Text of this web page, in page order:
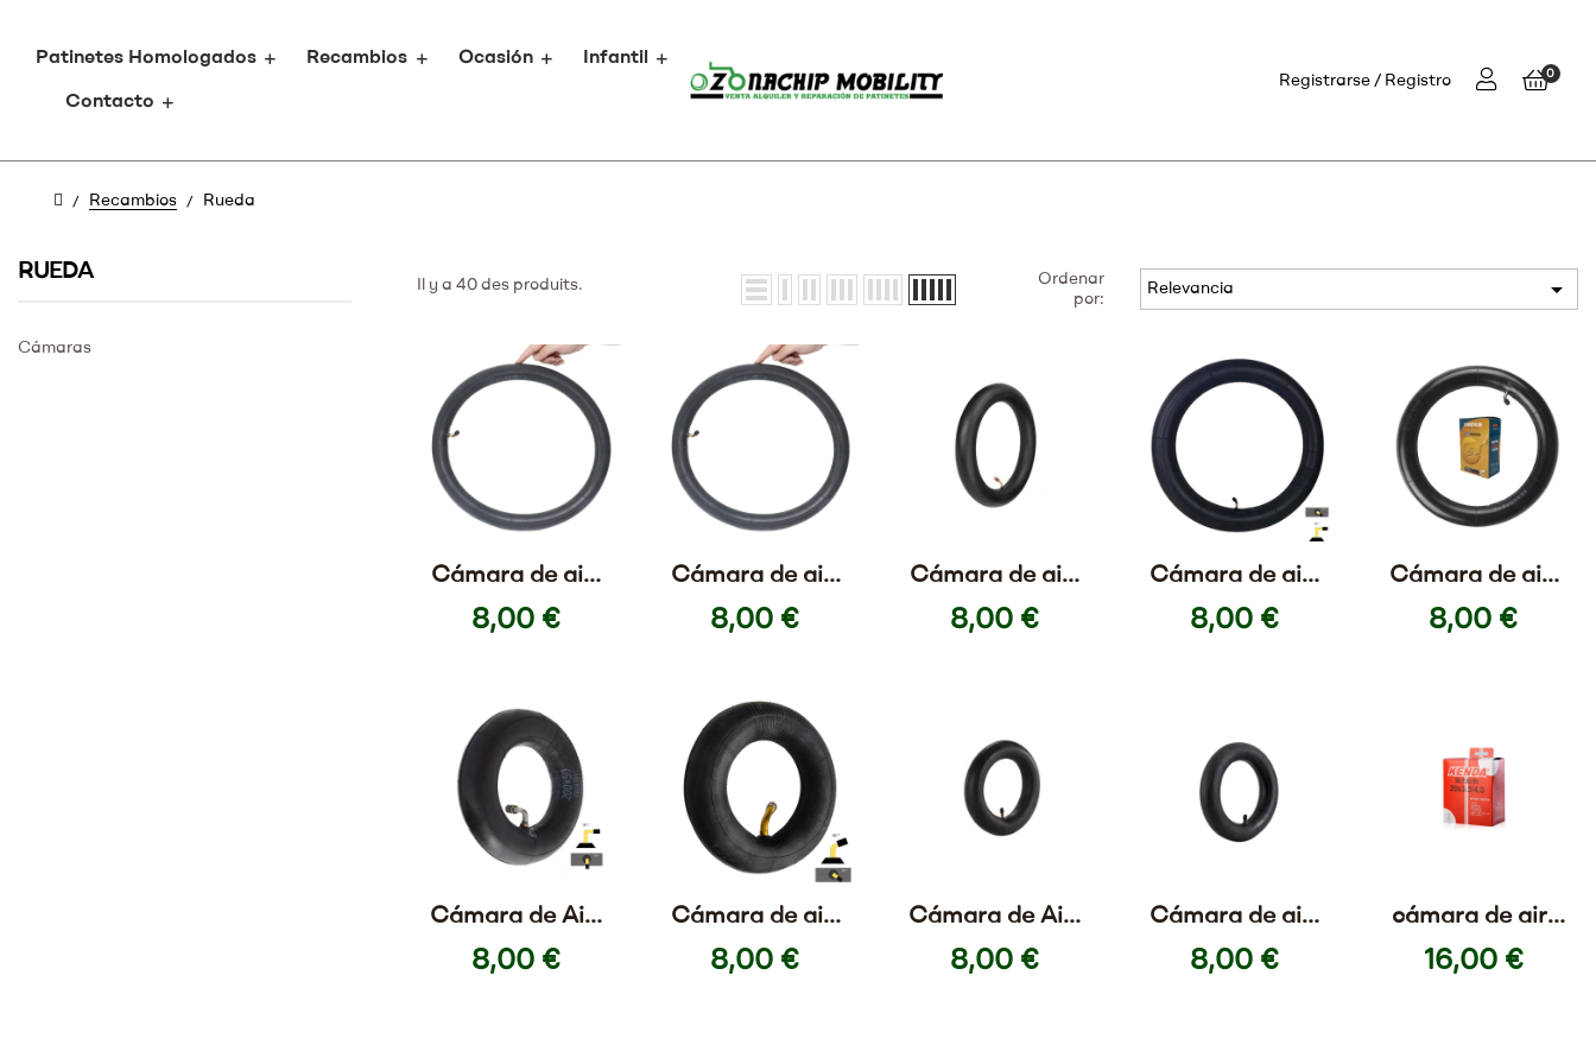
Patinetes Homologados Recambios Ocasión Infantil
Contacto
Registrarse Registro 0
Recambios Rueda
RUEDA
Cámaras
Il y a 40 des produits.
Ordenar
por:
Relevancia 
Cámara de aire
16×2,125 para
Bici y
8,00 €
Cámara de aire
16×2,5 para Bici
y Monociclo
8,00 €
Cámara de aire
16×3 para Bici y
Monociclo
8,00 €
Cámara de aire
18×2,5 para
Bicicleta y
8,00 €
Cámara de aire
18×3 para
Bicicleta y
8,00 €
Cámara de Aire
200×50 Valvula
torcida 90x90
8,00 €
Cámara de aire
6×2 45x45
8,00 €
Cámara de Aire
10×2,5 Válvula
Recta
8,00 €
Cámara de aire
8,5×2 Válvula
Recta
8,00 €
cámara de aire
20x3.5/4.0(válvula
recta)
16,00 €